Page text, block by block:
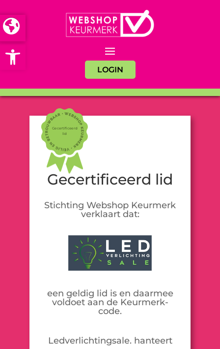
Open toolbar
LOGIN
Gecertificeerd
lid
Gecertificeerd lid
Stichting Webshop Keurmerk
verklaart dat:
een geldig lid is en daarmee
voldoet aan de Keurmerk-
code.
Ledverlichtingsale. hanteert